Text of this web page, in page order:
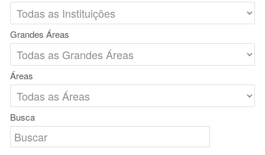
Grandes Áreas
Áreas
Busca